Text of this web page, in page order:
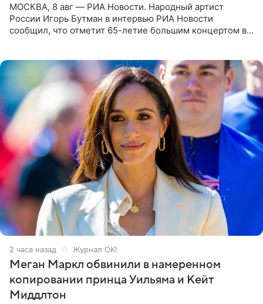
МОСКВА, 8 авг — РИА Новости. Народный артист
России Игорь Бутман в интервью РИА Новости
сообщил, что отметит 65-летие большим концертом в
2 часа назад Журнал OK!
Меган Маркл обвинили в намеренном
копировании принца Уильяма и Кейт
Миддлтон